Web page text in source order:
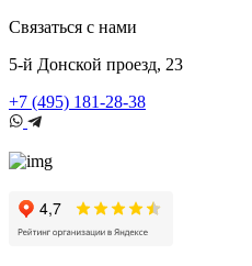
Связаться с нами
5-й Донской проезд, 23
+7 (495) 181-28-38